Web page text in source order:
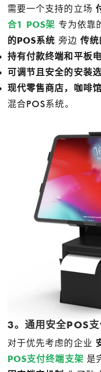
需要一个支持的立场
合1 POS架 专为依靠
的POS系统 旁边 传
持有付款终端和平板
可调节且安全的安装
现代零售商店，咖啡
混合POS系统。
3。通用安全POS
对于优先考虑的企业
POS支付终端支架 是